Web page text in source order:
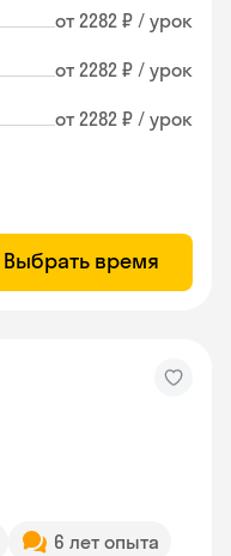
от 2282 ₽ / урок
от 2282 ₽ / урок
от 2282 ₽ / урок
Выбрать время
6 лет опыта